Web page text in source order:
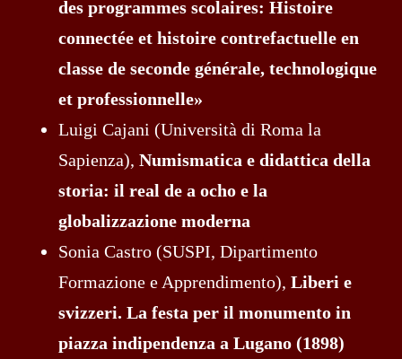
des programmes scolaires: Histoire
connectée et histoire contrefactuelle en
classe de seconde générale, technologique
et professionnelle»
Luigi Cajani (Università di Roma la
Sapienza), Numismatica e didattica della
storia: il real de a ocho e la
globalizzazione moderna
Sonia Castro (SUSPI, Dipartimento
Formazione e Apprendimento), Liberi e
svizzeri. La festa per il monumento in
piazza indipendenza a Lugano (1898)